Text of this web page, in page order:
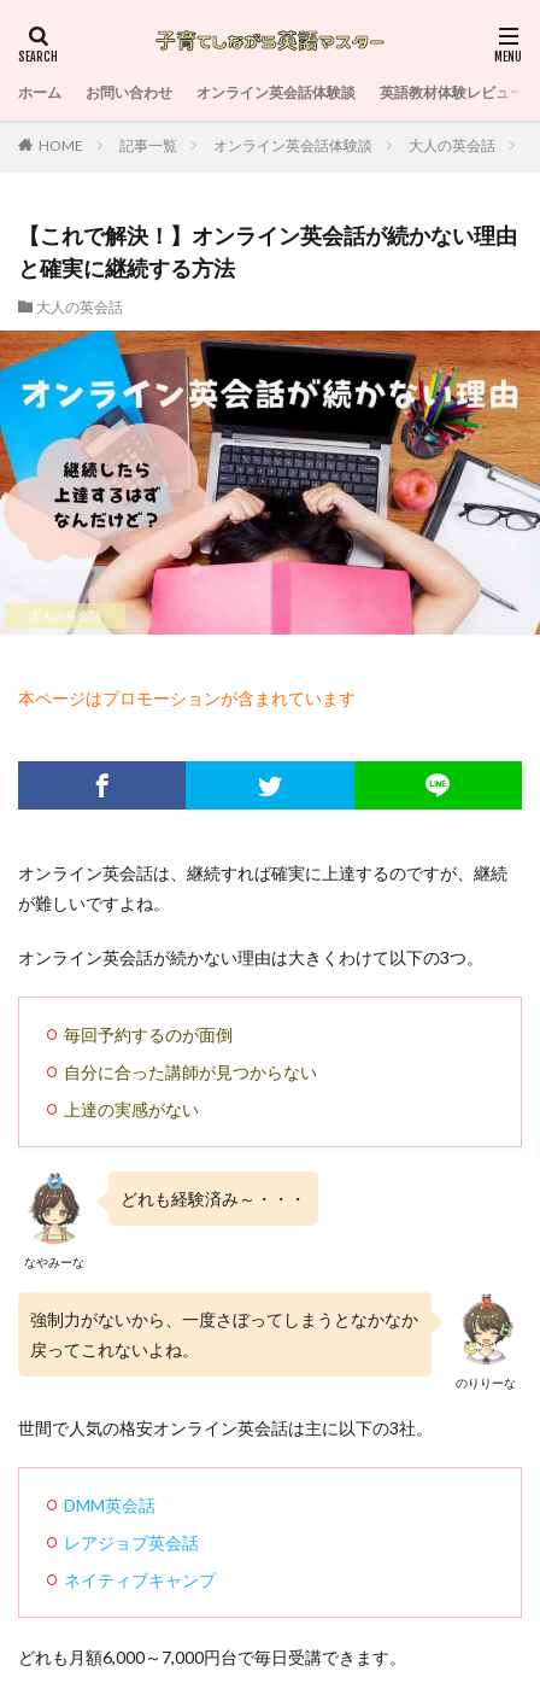
ホーム お問い合わせ オンライン英会話体験談 英語教材体験レビュー
HOME 記事一覧 オンライン英会話体験談 大人の英会話
【これで解決！】オンライン英会話が続かない理由
と確実に継続する方法
大人の英会話
大人の英会話
本ページはプロモーションが含まれています
オンライン英会話は、継続すれば確実に上達するのですが、継続
が難しいですよね。
オンライン英会話が続かない理由は大きくわけて以下の3つ。
毎回予約するのが面倒
自分に合った講師が見つからない
上達の実感がない
なやみーな
どれも経験済み～・・・
のりりーな
強制力がないから、一度さぼってしまうとなかなか
戻ってこれないよね。
世間で人気の格安オンライン英会話は主に以下の3社。
DMM英会話
レアジョブ英会話
ネイティブキャンプ
どれも月額6,000～7,000円台で毎日受講できます。